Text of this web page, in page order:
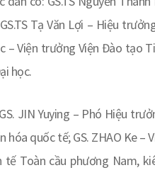
Tạ Văn Lợi – Hiệu
– Viện trưởng Viện Đào tạo
học.
JIN Yuying – Phó Hiệu
hóa quốc tế; GS. ZHAO Ke
tế Toàn cầu phương Nam,